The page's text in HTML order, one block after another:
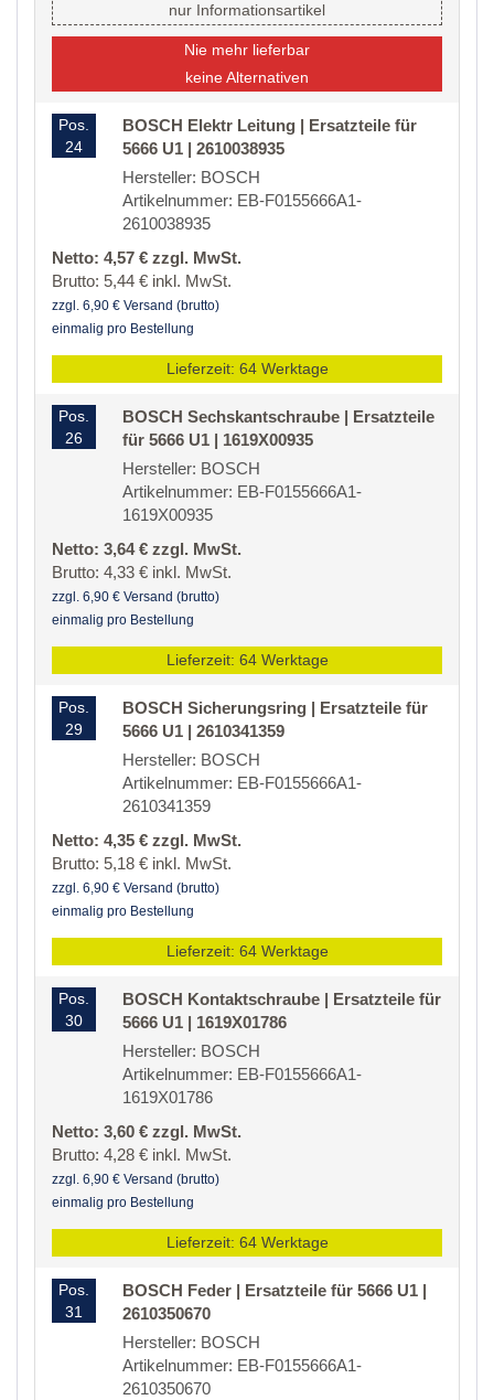
nur Informationsartikel
Nie mehr lieferbar
keine Alternativen
Pos.
24
BOSCH Elektr Leitung | Ersatzteile für
5666 U1 | 2610038935
Hersteller: BOSCH
Artikelnummer: EB-F0155666A1-
2610038935
Netto: 4,57 € zzgl. MwSt.
Brutto: 5,44 € inkl. MwSt.
zzgl. 6,90 € Versand (brutto)
einmalig pro Bestellung
Lieferzeit: 64 Werktage
Pos.
26
BOSCH Sechskantschraube | Ersatzteile
für 5666 U1 | 1619X00935
Hersteller: BOSCH
Artikelnummer: EB-F0155666A1-
1619X00935
Netto: 3,64 € zzgl. MwSt.
Brutto: 4,33 € inkl. MwSt.
zzgl. 6,90 € Versand (brutto)
einmalig pro Bestellung
Lieferzeit: 64 Werktage
Pos.
29
BOSCH Sicherungsring | Ersatzteile für
5666 U1 | 2610341359
Hersteller: BOSCH
Artikelnummer: EB-F0155666A1-
2610341359
Netto: 4,35 € zzgl. MwSt.
Brutto: 5,18 € inkl. MwSt.
zzgl. 6,90 € Versand (brutto)
einmalig pro Bestellung
Lieferzeit: 64 Werktage
Pos.
30
BOSCH Kontaktschraube | Ersatzteile für
5666 U1 | 1619X01786
Hersteller: BOSCH
Artikelnummer: EB-F0155666A1-
1619X01786
Netto: 3,60 € zzgl. MwSt.
Brutto: 4,28 € inkl. MwSt.
zzgl. 6,90 € Versand (brutto)
einmalig pro Bestellung
Lieferzeit: 64 Werktage
Pos.
31
BOSCH Feder | Ersatzteile für 5666 U1 |
2610350670
Hersteller: BOSCH
Artikelnummer: EB-F0155666A1-
2610350670